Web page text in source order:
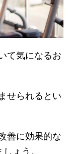
て気になるお
せられるとい
善に効果的な
ょう。